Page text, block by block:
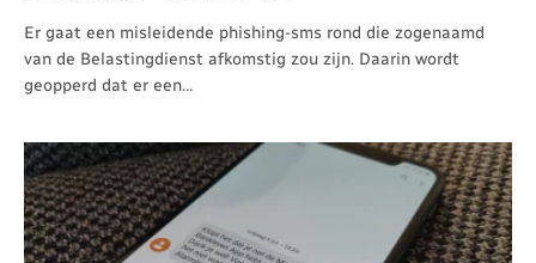
Er gaat een misleidende phishing-sms rond die zogenaamd
van de Belastingdienst afkomstig zou zijn. Daarin wordt
geopperd dat er een…